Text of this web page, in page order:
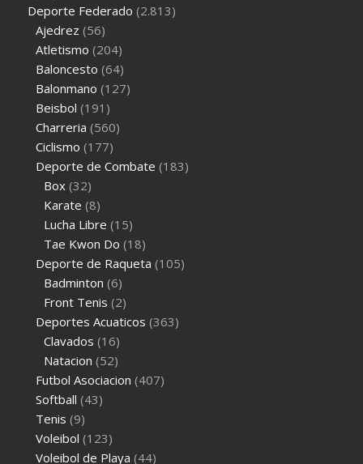
Deporte Federado (2.813)
Ajedrez (56)
Atletismo (204)
Baloncesto (64)
Balonmano (127)
Beisbol (191)
Charreria (560)
Ciclismo (177)
Deporte de Combate (183)
Box (32)
Karate (8)
Lucha Libre (15)
Tae Kwon Do (18)
Deporte de Raqueta (105)
Badminton (6)
Front Tenis (2)
Deportes Acuaticos (363)
Clavados (16)
Natacion (52)
Futbol Asociacion (407)
Softball (43)
Tenis (9)
Voleibol (123)
Voleibol de Playa (44)